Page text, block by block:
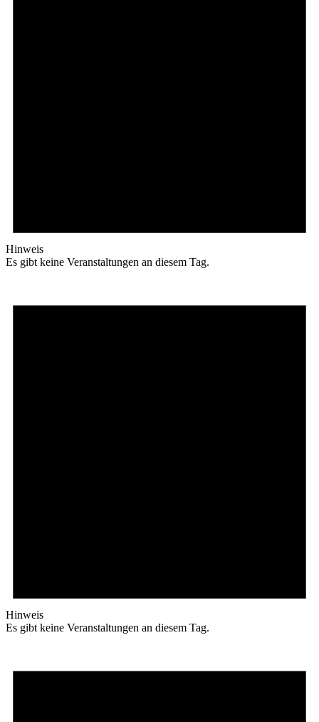
Hinweis
Es gibt keine Veranstaltungen an diesem Tag.
Hinweis
Es gibt keine Veranstaltungen an diesem Tag.